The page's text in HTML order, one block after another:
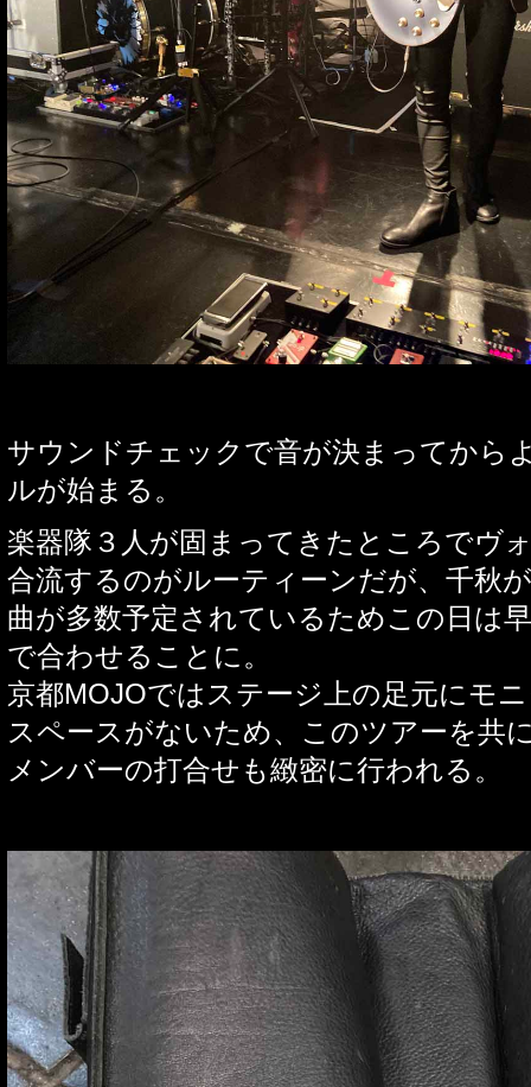
サウンドチェックで音が決まってから
ルが始まる。
楽器隊３人が固まってきたところでヴ
合流するのがルーティーンだが、千秋
曲が多数予定されているためこの日は
で合わせることに。
京都MOJOではステージ上の足元にモ
スペースがないため、このツアーを共
メンバーの打合せも緻密に行われる。